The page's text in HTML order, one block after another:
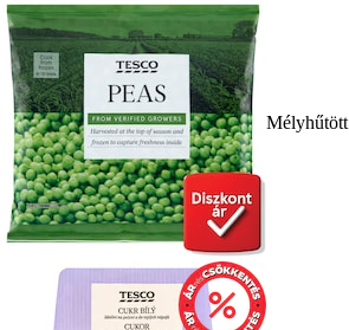
Mélyhűtött